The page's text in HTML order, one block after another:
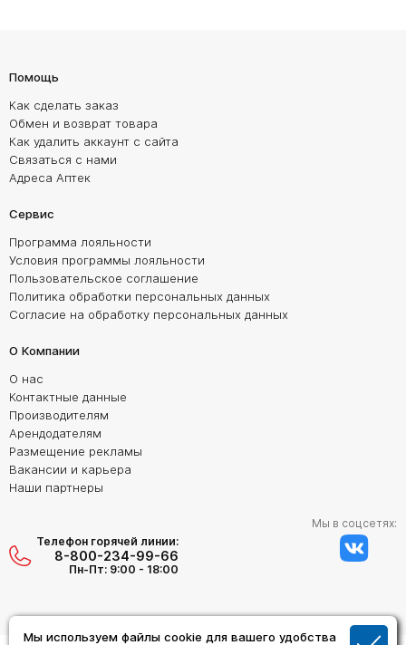
Мы используем файлы cookie для вашего удобства
Помощь
Как сделать заказ
Обмен и возврат товара
Как удалить аккаунт с сайта
Связаться с нами
Адреса Аптек
Сервис
Программа лояльности
Условия программы лояльности
Пользовательское соглашение
Политика обработки персональных данных
Согласие на обработку персональных данных
О Компании
О нас
Контактные данные
Производителям
Арендодателям
Размещение рекламы
Вакансии и карьера
Наши партнеры
Телефон горячей линии:
8-800-234-99-66
Пн-Пт: 9:00 - 18:00
Мы в соцсетях: